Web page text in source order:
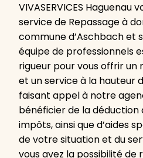
VIVASERVICES Haguenau
service de Repassage à
commune d’Aschbach et
équipe de professionnels
rigueur pour vous offrir un
et un service à la hauteur
faisant appel à notre
bénéficier de la déduction
impôts, ainsi que d’aides
de votre situation et du
vous avez la possibilité de